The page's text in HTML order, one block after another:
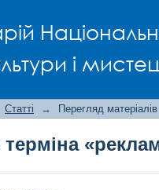
і
Статті → Перегляд матеріалів
терміна